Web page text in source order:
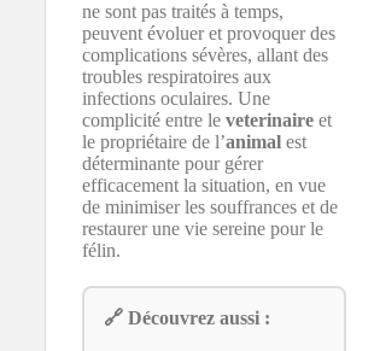
ne sont pas traités à temps,
peuvent évoluer et provoquer des
complications sévères, allant des
troubles respiratoires aux
infections oculaires. Une
complicité entre le veterinaire et
le propriétaire de l’animal est
déterminante pour gérer
efficacement la situation, en vue
de minimiser les souffrances et de
restaurer une vie sereine pour le
félin.
🔗 Découvrez aussi :